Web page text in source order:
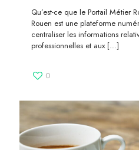
Qu’est-ce que le Portail Métier
Rouen est une plateforme
centraliser les informations
professionnelles et aux[…]
0